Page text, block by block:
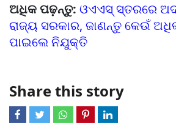
ଅଧିକ ପଢ଼ନ୍ତୁ: ଓଏଏସ୍‌‌ ସ୍ତରରେ
ରାଜ୍ୟ ସରକାର, ଜାଣନ୍ତୁ କେଉଁ
ପାଇଲେ ନିଯୁକ୍ତି
Share this story